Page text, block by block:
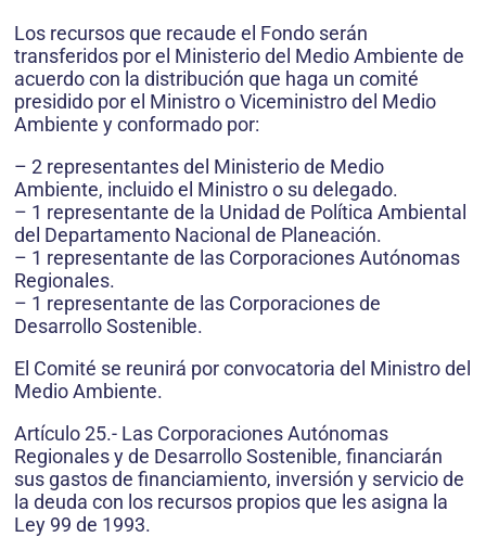
Los recursos que recaude el Fondo serán
transferidos por el Ministerio del Medio Ambiente de
acuerdo con la distribución que haga un comité
presidido por el Ministro o Viceministro del Medio
Ambiente y conformado por:
– 2 representantes del Ministerio de Medio
Ambiente, incluido el Ministro o su delegado.
– 1 representante de la Unidad de Política Ambiental
del Departamento Nacional de Planeación.
– 1 representante de las Corporaciones Autónomas
Regionales.
– 1 representante de las Corporaciones de
Desarrollo Sostenible.
El Comité se reunirá por convocatoria del Ministro del
Medio Ambiente.
Artículo 25.- Las Corporaciones Autónomas
Regionales y de Desarrollo Sostenible, financiarán
sus gastos de financiamiento, inversión y servicio de
la deuda con los recursos propios que les asigna la
Ley 99 de 1993.